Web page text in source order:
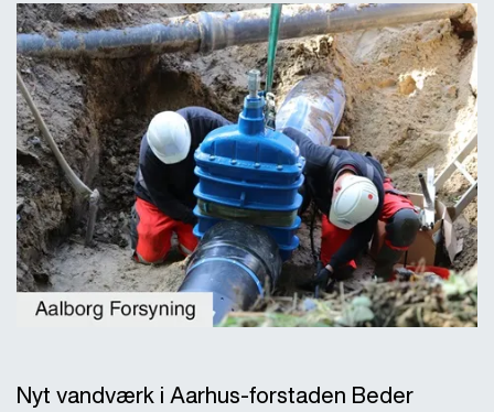
Nyt vandværk i Aarhus-forstaden Beder